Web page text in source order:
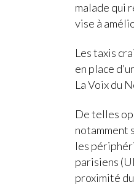
malade qui
vise à
Les taxis
en place
La Voix du
De telles
notamment
les
parisiens
proximité